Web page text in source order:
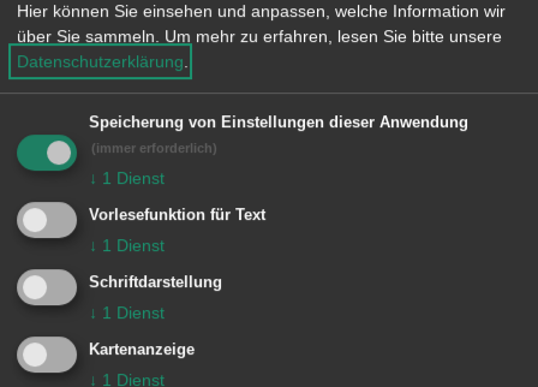
Bühnen geboten, der verkaufsoffene
Sonntag lud zum Bummeln und Einkaufen
ein – und das alles friedlich, ohne
besondere Vorkommnisse.
© Stadt Aalen, 11.11.2017
Hier können Sie einsehen und anpassen, welche Information wir
über Sie sammeln. Um mehr zu erfahren, lesen Sie bitte unsere
Datenschutzerklärung.
Speicherung von Einstellungen dieser Anwendung
(immer erforderlich)
↓ 1 Dienst
Vorlesefunktion für Text
↓ 1 Dienst
Schriftdarstellung
↓ 1 Dienst
Kartenanzeige
↓ 1 Dienst